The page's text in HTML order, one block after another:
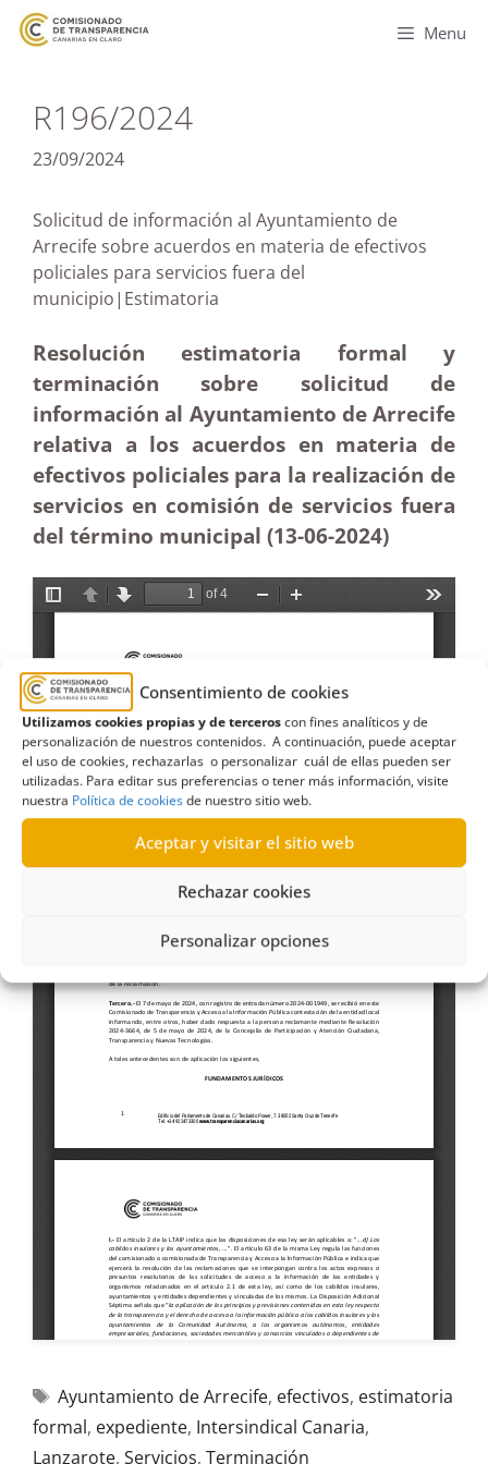
Consentimiento de cookies
Utilizamos cookies propias y de terceroscon fines analíticos y de
personalización de nuestros contenidos. A continuación, puede aceptar
el uso de cookies, rechazarlas o personalizar cuál de ellas pueden ser
utilizadas. Para editar sus preferencias o tener más información, visite
nuestra Política de cookiesde nuestro sitio web.
Aceptar y visitar el sitio web
Rechazar cookies
Personalizar opciones
Menu
R196/2024
23/09/2024
Solicitud de información al Ayuntamiento de
Arrecife sobre acuerdos en materia de efectivos
policiales para servicios fuera del
municipio|Estimatoria
Resolución estimatoria formal y
terminación sobre solicitud de
información al Ayuntamiento de Arrecife
relativa a los acuerdos en materia de
efectivos policiales para la realización de
servicios en comisión de servicios fuera
del término municipal (13-06-2024)
Ayuntamiento de Arrecife, efectivos, estimatoria
formal, expediente, Intersindical Canaria,
Lanzarote, Servicios, Terminación